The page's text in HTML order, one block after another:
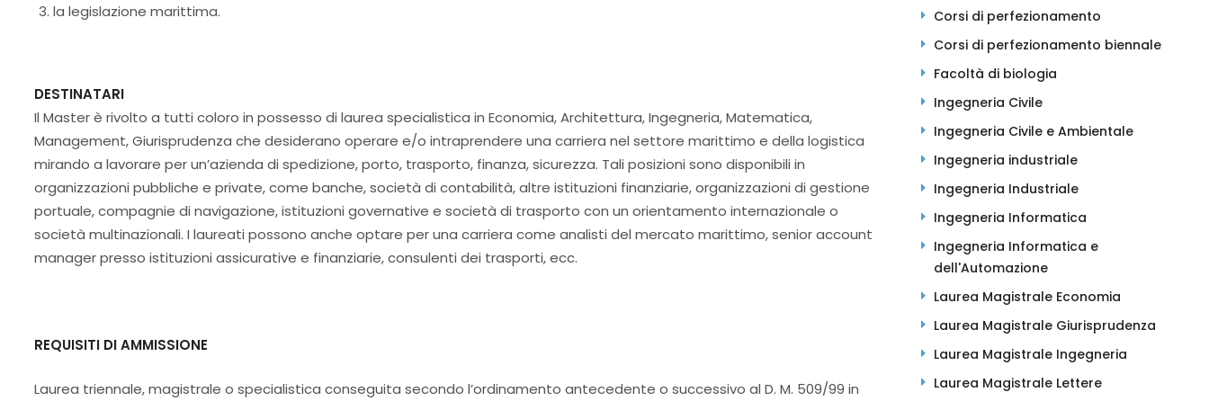
la legislazione marittima.
DESTINATARI
Il Master è rivolto a tutti coloro in possesso di laurea specialistica in Economia, Architettura, Ingegneria, Matematica,
Management, Giurisprudenza che desiderano operare e/o intraprendere una carriera nel settore marittimo e della logistica
mirando a lavorare per un’azienda di spedizione, porto, trasporto, finanza, sicurezza. Tali posizioni sono disponibili in
organizzazioni pubbliche e private, come banche, società di contabilità, altre istituzioni finanziarie, organizzazioni di gestione
portuale, compagnie di navigazione, istituzioni governative e società di trasporto con un orientamento internazionale o
società multinazionali. I laureati possono anche optare per una carriera come analisti del mercato marittimo, senior account
manager presso istituzioni assicurative e finanziarie, consulenti dei trasporti, ecc.
REQUISITI DI AMMISSIONE
Laurea triennale, magistrale o specialistica conseguita secondo l’ordinamento antecedente o successivo al D. M. 509/99 in
Corsi di perfezionamento
Corsi di perfezionamento biennale
Facoltà di biologia
Ingegneria Civile
Ingegneria Civile e Ambientale
Ingegneria industriale
Ingegneria Industriale
Ingegneria Informatica
Ingegneria Informatica e
dell'Automazione
Laurea Magistrale Economia
Laurea Magistrale Giurisprudenza
Laurea Magistrale Ingegneria
Laurea Magistrale Lettere